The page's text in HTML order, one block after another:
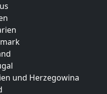
und Herzegowina